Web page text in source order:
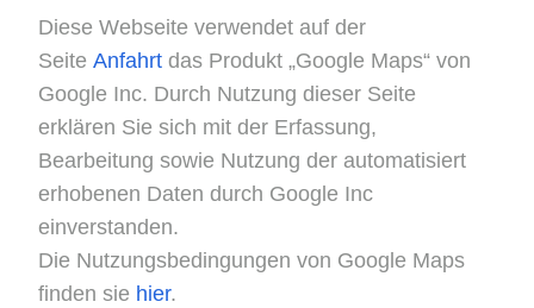
Diese Webseite verwendet auf der
Seite Anfahrt das Produkt „Google Maps“ von
Google Inc. Durch Nutzung dieser Seite
erklären Sie sich mit der Erfassung,
Bearbeitung sowie Nutzung der automatisiert
erhobenen Daten durch Google Inc
einverstanden.
Die Nutzungsbedingungen von Google Maps
finden sie hier.